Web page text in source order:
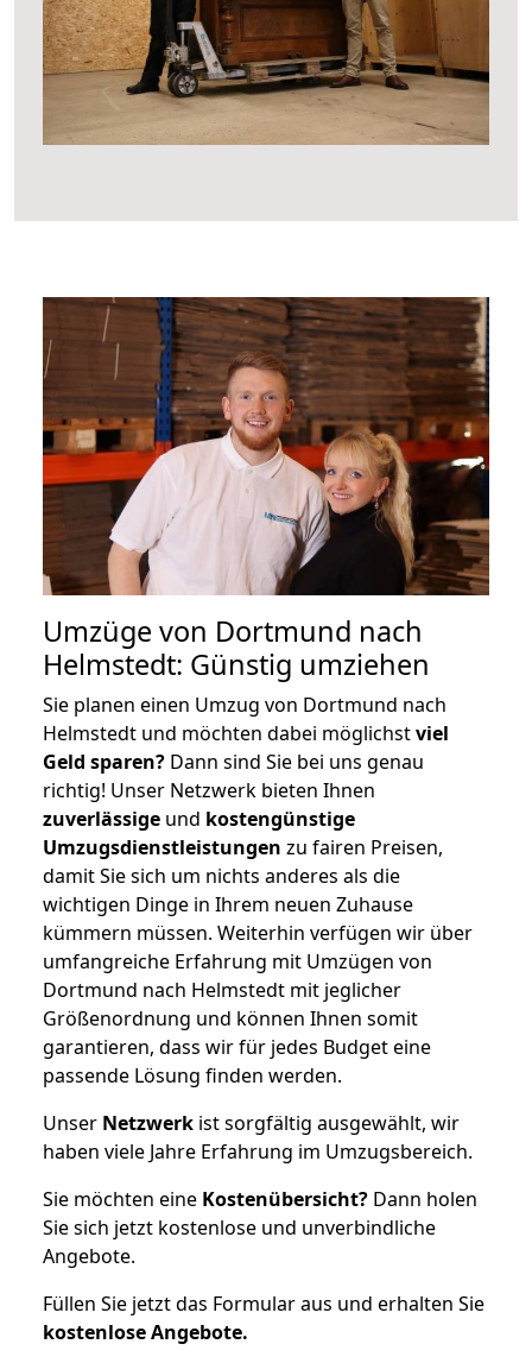
Umzüge von Dortmund nach
Helmstedt: Günstig umziehen
Sie planen einen Umzug von Dortmund nach
Helmstedt und möchten dabei möglichstviel
Geld sparen? Dann sind Sie bei uns genau
richtig! Unser Netzwerk bieten Ihnen
zuverlässige und kostengünstige
Umzugsdienstleistungen zu fairen Preisen,
damit Sie sich um nichts anderes als die
wichtigen Dinge in Ihrem neuen Zuhause
kümmern müssen. Weiterhin verfügen wir über
umfangreiche Erfahrung mit Umzügen von
Dortmund nach Helmstedt mit jeglicher
Größenordnung und können Ihnen somit
garantieren, dass wir für jedes Budget eine
passende Lösung finden werden.
Unser Netzwerk ist sorgfältig ausgewählt, wir
haben viele Jahre Erfahrung im Umzugsbereich.
Sie möchten eine Kostenübersicht? Dann holen
Sie sich jetzt kostenlose und unverbindliche
Angebote.
Füllen Sie jetzt das Formular aus und erhalten Sie
kostenloseAngebote.